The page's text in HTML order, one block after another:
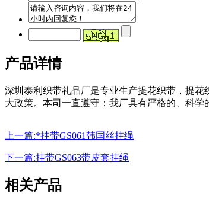
产品详情
深圳泰利织带礼品厂是专业生产提花织带，提
大政策。本司一直遵守：我厂具有严格的、科
上一篇:*挂带GS061韩国丝挂绳
下一篇:挂带GS063带皮套挂绳
相关产品